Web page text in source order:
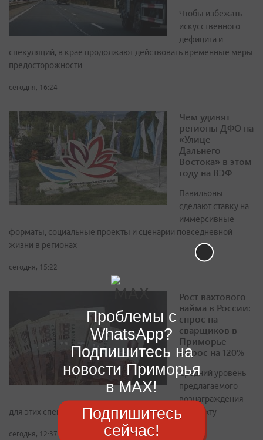
Чтобы избежать
искусственного
дефицита и
спекуляций, в крае продолжают действовать временные меры
предосторожности
сегодня, 16:24
Чем удивят
регионы ДФО на
«Улице
Дальнего
Востока» в этом
году на ВЭФ
Павильоны
сделают ставку на
иммерсивные
форматы, социальные проекты и сценарии повседневной
жизни в регионах
сегодня, 15:22
Рост вахтового
найма в России:
спрос на
сварщиков в
Приморье
вырос на 120%
Средний уровень
предлагаемого
вознаграждения
для этих специалистов достиг 189 847 рублей за вахту
сегодня, 12:37
Проблемы с
WhatsApp?
Подпишитесь на
новости Приморья
в MAX!
Подпишитесь
сейчас!